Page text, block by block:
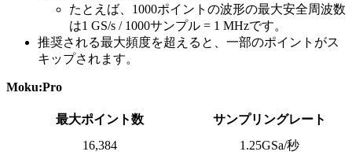
たとえば、1000ポイントの波形の最大安全周波数
は1 GS/s / 1000サンプル = 1 MHzです。
推奨される最大頻度を超えると、一部のポイントがス
キップされます。
Moku:Pro
最大ポイント数
サンプリングレート
16,384
1.25GSa/秒